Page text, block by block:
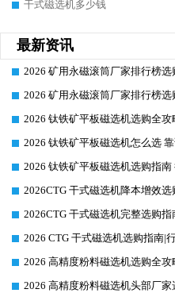
干式磁选机多少钱
最新资讯
2026 矿用永磁滚筒厂家排行榜
2026 矿用永磁滚筒厂家排行榜
2026 钛铁矿平板磁选机选购全
2026 钛铁矿平板磁选机怎么选
2026 钛铁矿平板磁选机选购指南
2026CTG 干式磁选机降本增效
2026CTG 干式磁选机完整选购
2026 CTG 干式磁选机选购指南|
2026 高精度粉料磁选机选购全
2026 高精度粉料磁选机头部厂